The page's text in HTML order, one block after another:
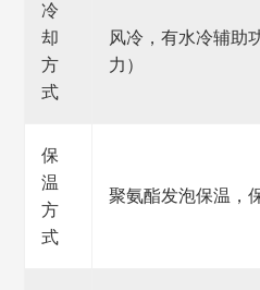
冷
却
方
式
风冷，有水冷辅助
力）
保
温
方
式
聚氨酯发泡保温，